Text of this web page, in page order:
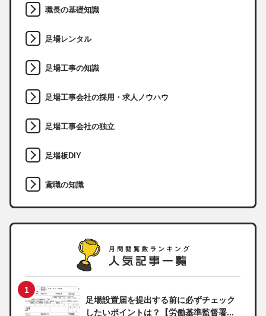
職長の基礎知識
足場レンタル
足場工事の知識
足場工事会社の採用・求人ノウハウ
足場工事会社の独立
足場板DIY
鳶職の知識
足場設置届を提出する前に必ずチェック
したいポイントは？【労働基準監督署...